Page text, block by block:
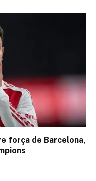
força de Barcelona,